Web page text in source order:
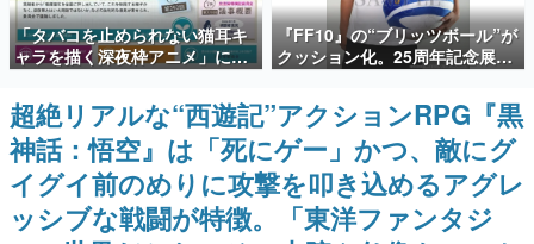
殿堂入り記事
SNS拡散数が数千以上！ ページビュー数万以上！ などな
ど。多くの人々に読まれた、電ファミ渾身の“殿堂入り”記
事をまとめました。
ゲームの企画書
名作ゲームクリエイターの方々に製作時のエピソードをお
聞きし、ヒットする企画（ゲーム）とは何か？を探ってい
きます。
赫本
この物語を解いてはいけない。『赫本』は、〈試験問題〉
「タバコを止められない猫耳キ
ャラを描く深夜枠アニメ」に視
聴者の一部から批判意見。違法
薬物の使用と思しき描写も含め
て、BPOが議論を交わす
『FF10』の“ブリッツボール”が
クッション化。25周年記念展
「FINAL FANTASY X
MUSEUM-幻光の記憶-」のグッ
ズ情報が一部公開
超絶リアルな“西遊記”アクションRPG『黒
神話：悟空』は「死にゲー」かつ、敵にグ
イグイ前のめりに攻撃を叩き込めるアグレ
ッシブな戦闘が特徴。「東洋ファンタジ